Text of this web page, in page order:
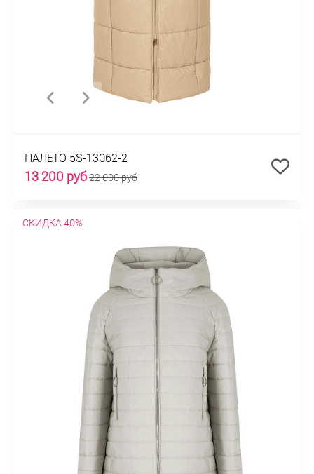
ПАЛЬТО 5S-13062-2
13 200 руб22 000 руб
СКИДКА 40%